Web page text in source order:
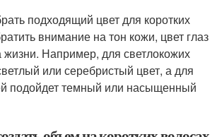
подходящий цвет для коротких
внимание на тон кожи, цвет глаз
жизни. Например, для светлокожих
или серебристый цвет, а для
подойдет темный или насыщенный